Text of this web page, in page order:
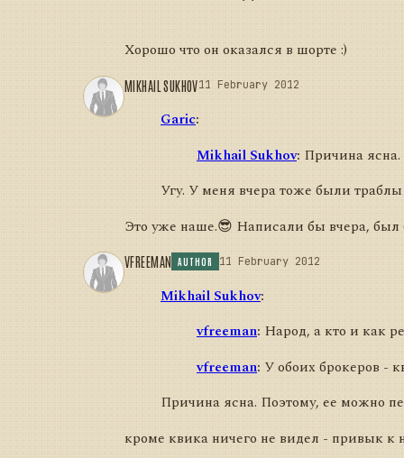
Хорошо что он оказался в шорте :)
MIKHAIL SUKHOV11 February 2012
Garic:
Mikhail Sukhov: Причина
Угу. У меня вчера тоже были траблы
Это уже наше.😎 Написали бы вчера,
VFREEMAN AUTHOR 11 February 2012
Mikhail Sukhov:
vfreeman: Народ, а кто и как
vfreeman: У обоих брокеров -
Причина ясна. Поэтому, ее можно
кроме квика ничего не видел - привык к